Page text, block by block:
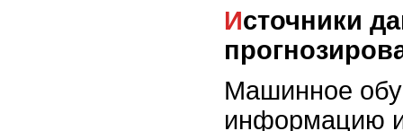
Источники данных для
Машинное
информацию